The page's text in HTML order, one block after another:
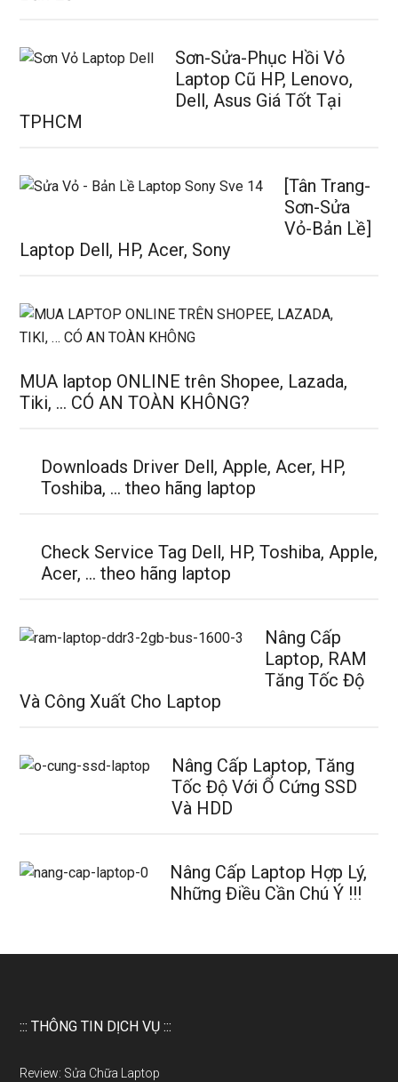
Sơn-Sửa-Phục Hồi Vỏ
Laptop Cũ HP, Lenovo,
Dell, Asus Giá Tốt Tại
TPHCM
[Tân Trang-
Sơn-Sửa
Vỏ-Bản Lề]
Laptop Dell, HP, Acer, Sony
MUA laptop ONLINE trên Shopee, Lazada,
Tiki, … CÓ AN TOÀN KHÔNG?
Downloads Driver Dell, Apple, Acer, HP,
Toshiba, … theo hãng laptop
Check Service Tag Dell, HP, Toshiba, Apple,
Acer, … theo hãng laptop
Nâng Cấp
Laptop, RAM
Tăng Tốc Độ
Và Công Xuất Cho Laptop
Nâng Cấp Laptop, Tăng
Tốc Độ Với Ổ Cứng SSD
Và HDD
Nâng Cấp Laptop Hợp Lý,
Những Điều Cần Chú Ý !!!
::: THÔNG TIN DỊCH VỤ :::
Review: Sửa Chữa Laptop